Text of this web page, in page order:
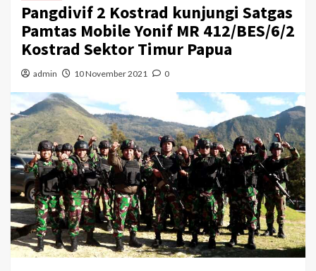
Pangdivif 2 Kostrad kunjungi Satgas
Pamtas Mobile Yonif MR 412/BES/6/2
Kostrad Sektor Timur Papua
admin 10 November 2021 0